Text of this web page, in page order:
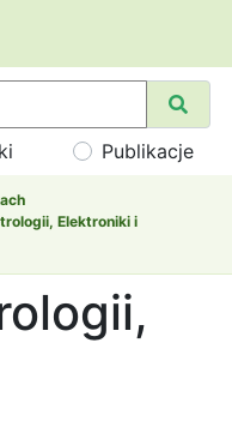
Publikacje
Elektroniki i